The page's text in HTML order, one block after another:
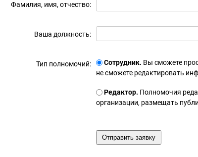
Фамилия, имя, отчество:
Ваша должность:
Тип полномочий: Сотрудник. Вы сможете
не сможете редактировать
Редактор. Полномочия
организации, размещать